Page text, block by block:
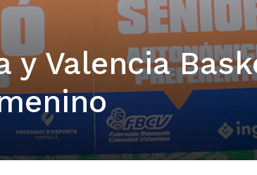
y Valencia